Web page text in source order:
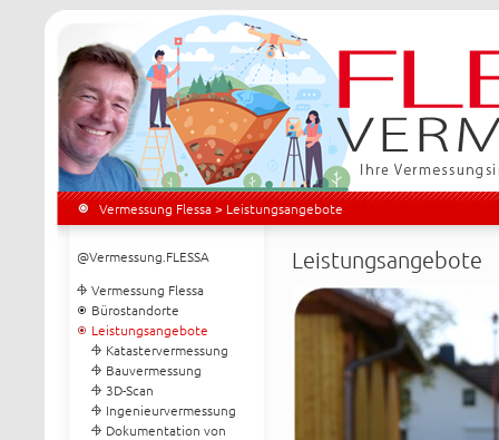
Vermessung Flessa> Leistungsangebote
@Vermessung.FLESSA
Vermessung Flessa
Bürostandorte
Leistungsangebote
Katastervermessung
Bauvermessung
3D-Scan
Ingenieurvermessung
Dokumentation von
Leistungsangebote